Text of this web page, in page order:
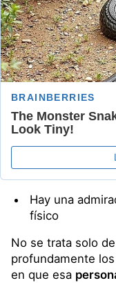
Hay una
físico
No se trata solo
profundamente
en que esa